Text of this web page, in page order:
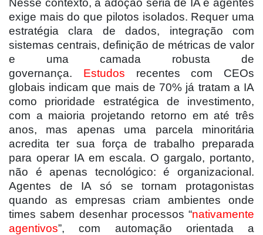
Nesse contexto, a adoção séria de IA e agentes
exige mais do que pilotos isolados. Requer uma
estratégia clara de dados, integração com
sistemas centrais, definição de métricas de valor
e uma camada robusta de
governança. Estudos recentes com CEOs
globais indicam que mais de 70% já tratam a IA
como prioridade estratégica de investimento,
com a maioria projetando retorno em até três
anos, mas apenas uma parcela minoritária
acredita ter sua força de trabalho preparada
para operar IA em escala. O gargalo, portanto,
não é apenas tecnológico: é organizacional.
Agentes de IA só se tornam protagonistas
quando as empresas criam ambientes onde
times sabem desenhar processos “nativamente
agentivos”, com automação orientada a